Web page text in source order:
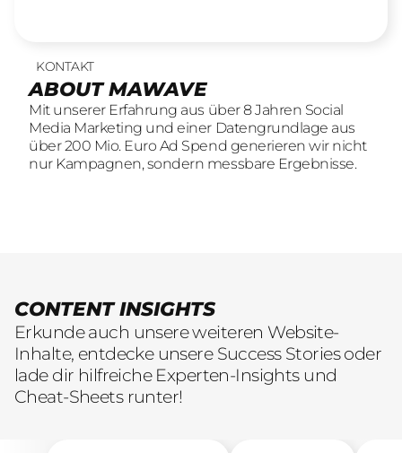
KONTAKT
ABOUT MAWAVE
Mit unserer Erfahrung aus über 8 Jahren Social
Media Marketing und einer Datengrundlage aus
über 200 Mio. Euro Ad Spend generieren wir nicht
nur Kampagnen, sondern messbare Ergebnisse.
UNSERE LEISTUNGEN
SOCIAL LEAD AGENTUR
Mit unserer Erfahrung aus über 8 Jahren Social
Media Marketing und einer Datengrundlage aus
über 200 Mio. Euro Ad Spend generieren wir nicht
nur Kampagnen, sondern messbare Ergebnisse.
23 offene Stellen
KOMM INS
TEAM
Wir sind auf der Suche nach motivierten und
engagierten Menschen, die mit kreativen Ideen
und LeidenschaftConsumer Brands auf Social
CONTENT INSIGHTS
Erkunde auch unsere weiteren Website-
Inhalte, entdecke unsere Success Stories oder
lade dir hilfreiche Experten-Insights und
Cheat-Sheets runter!